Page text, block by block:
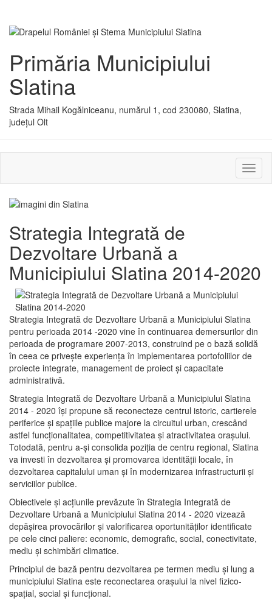
Primăria Municipiului
Slatina
Strada Mihail Kogălniceanu, numărul 1, cod 230080, Slatina,
județul Olt
sau
Strategia Integrată de
Dezvoltare Urbană a
Municipiului Slatina 2014-2020
Strategia Integrată de Dezvoltare Urbană a Municipiului Slatina
pentru perioada 2014 -2020 vine în continuarea demersurilor din
perioada de programare 2007-2013, construind pe o bază solidă
în ceea ce priveşte experienţa în implementarea portofoliilor de
proiecte integrate, management de proiect și capacitate
administrativă.
Strategia Integrată de Dezvoltare Urbană a Municipiului Slatina
2014 - 2020 își propune să reconecteze centrul istoric, cartierele
periferice şi spaţiile publice majore la circuitul urban, crescând
astfel funcţionalitatea, competitivitatea şi atractivitatea oraşului.
Totodată, pentru a-şi consolida poziţia de centru regional, Slatina
va investi în dezvoltarea şi promovarea identităţii locale, în
dezvoltarea capitalului uman şi în modernizarea infrastructurii şi
serviciilor publice.
Obiectivele şi acţiunile prevăzute în Strategia Integrată de
Dezvoltare Urbană a Municipiului Slatina 2014 - 2020 vizează
depășirea provocărilor şi valorificarea oportunităţilor identificate
pe cele cinci paliere: economic, demografic, social, conectivitate,
mediu şi schimbări climatice.
Principiul de bază pentru dezvoltarea pe termen mediu şi lung a
municipiului Slatina este reconectarea oraşului la nivel fizico-
spaţial, social şi funcţional.